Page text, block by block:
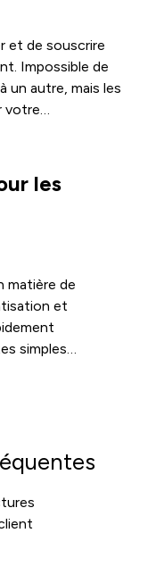
et de souscrire
Impossible de
un autre, mais les
votre
offre et vos
étape devient
les
matière de
et
simples
solaire, usage